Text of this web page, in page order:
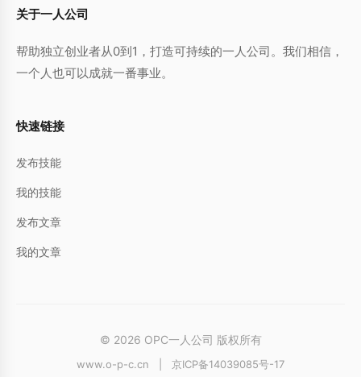
关于一人公司
帮助独立创业者从0到1，打造可持续的一人公司。我们相信，
一个人也可以成就一番事业。
快速链接
发布技能
我的技能
发布文章
我的文章
© 2026 OPC一人公司 版权所有
www.o-p-c.cn 京ICP备14039085号-17